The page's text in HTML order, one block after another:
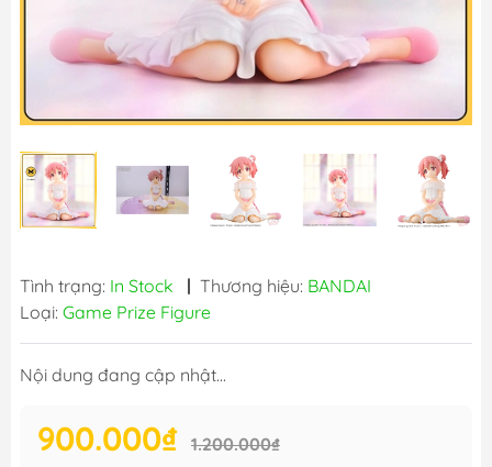
Tình trạng: In Stock | Thương hiệu: BANDAI
Loại: Game Prize Figure
Nội dung đang cập nhật...
900.000₫ 1.200.000₫